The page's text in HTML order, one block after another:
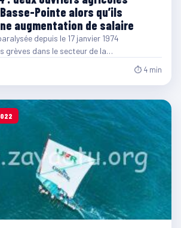
Pointe alors qu’ils
augmentation de salaire
depuis le 17 janvier 1974
grèves dans le secteur de la…
⏱ 4 min